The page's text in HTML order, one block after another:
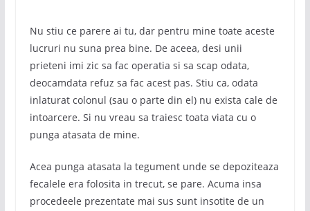
Nu stiu ce parere ai tu, dar pentru mine toate aceste
lucruri nu suna prea bine. De aceea, desi unii
prieteni imi zic sa fac operatia si sa scap odata,
deocamdata refuz sa fac acest pas. Stiu ca, odata
inlaturat colonul (sau o parte din el) nu exista cale de
intoarcere. Si nu vreau sa traiesc toata viata cu o
punga atasata de mine.
Acea punga atasata la tegument unde se depoziteaza
fecalele era folosita in trecut, se pare. Acuma insa
procedeele prezentate mai sus sunt insotite de un